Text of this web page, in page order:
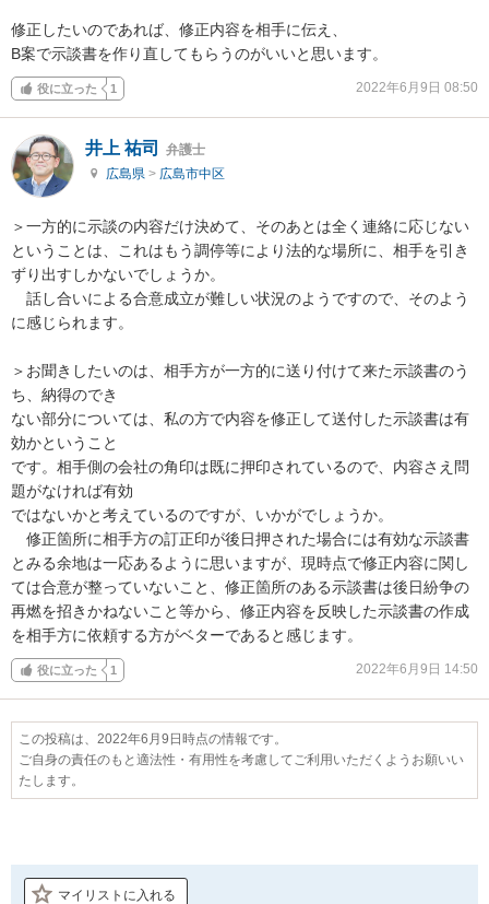
修正したいのであれば、修正内容を相手に伝え、
B案で示談書を作り直してもらうのがいいと思います。
役に立った 1 2022年6月9日 08:50
井上 祐司
弁護士
広島県 > 広島市中区
＞一方的に示談の内容だけ決めて、そのあとは全く連絡に応じない
ということは、これはもう調停等により法的な場所に、相手を引き
ずり出すしかないでしょうか。
話し合いによる合意成立が難しい状況のようですので、そのよう
に感じられます。
＞お聞きしたいのは、相手方が一方的に送り付けて来た示談書のう
ち、納得のでき
ない部分については、私の方で内容を修正して送付した示談書は有
効かということ
です。相手側の会社の角印は既に押印されているので、内容さえ問
題がなければ有効
ではないかと考えているのですが、いかがでしょうか。
修正箇所に相手方の訂正印が後日押された場合には有効な示談書
とみる余地は一応あるように思いますが、現時点で修正内容に関し
ては合意が整っていないこと、修正箇所のある示談書は後日紛争の
再燃を招きかねないこと等から、修正内容を反映した示談書の作成
を相手方に依頼する方がベターであると感じます。
役に立った 1 2022年6月9日 14:50
この投稿は、2022年6月9日時点の情報です。
ご自身の責任のもと適法性・有用性を考慮してご利用いただくようお願いい
たします。
マイリストに入れる